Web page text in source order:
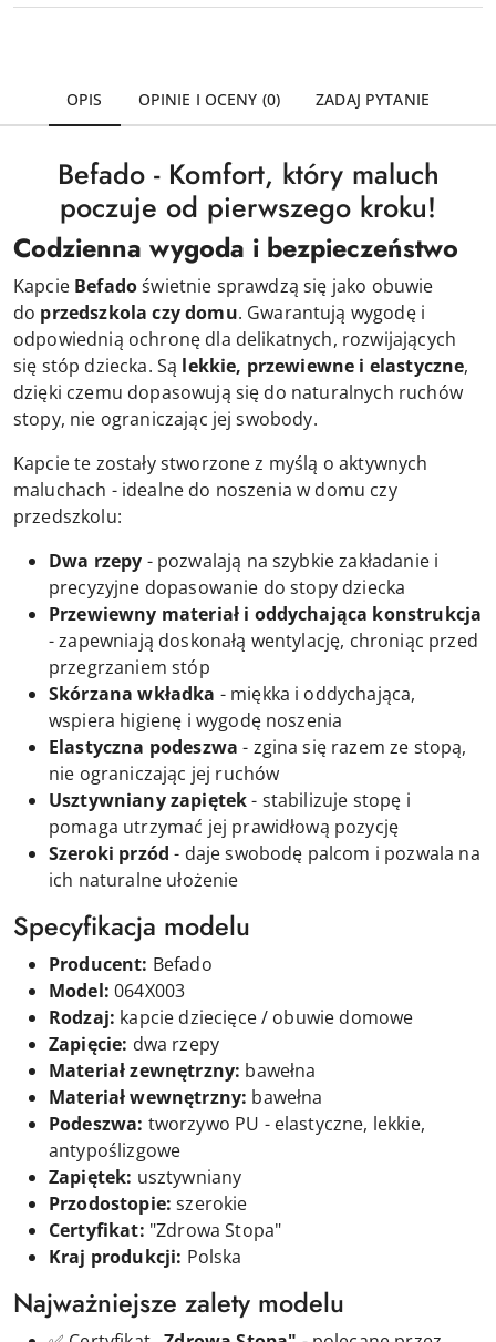
OPIS OPINIE I OCENY (0) ZADAJ PYTANIE
Befado - Komfort, który maluch
poczuje od pierwszego kroku!
Codzienna wygoda i bezpieczeństwo
Kapcie Befadoświetnie sprawdzą się jako obuwie
do przedszkola czy domu. Gwarantują wygodę i
odpowiednią ochronę dla delikatnych, rozwijających
się stóp dziecka. Są lekkie, przewiewne i elastyczne,
dzięki czemu dopasowują się do naturalnych ruchów
stopy, nie ograniczając jej swobody.
Kapcie te zostały stworzone z myślą o aktywnych
maluchach - idealne do noszenia w domu czy
przedszkolu:
Dwa rzepy - pozwalają na szybkie zakładanie i
precyzyjne dopasowanie do stopy dziecka
Przewiewny materiał i oddychająca konstrukcja
- zapewniają doskonałą wentylację, chroniąc przed
przegrzaniem stóp
Skórzana wkładka - miękka i oddychająca,
wspiera higienę i wygodę noszenia
Elastyczna podeszwa - zgina się razem ze stopą,
nie ograniczając jej ruchów
Usztywniany zapiętek- stabilizuje stopę i
pomaga utrzymać jej prawidłową pozycję
Szeroki przód - daje swobodę palcom i pozwala na
ich naturalne ułożenie
Specyfikacja modelu
Producent: Befado
Model: 064X003
Rodzaj: kapcie dziecięce / obuwie domowe
Zapięcie: dwa rzepy
Materiał zewnętrzny: bawełna
Materiał wewnętrzny: bawełna
Podeszwa: tworzywo PU - elastyczne, lekkie,
antypoślizgowe
Zapiętek: usztywniany
Przodostopie: szerokie
Certyfikat: "Zdrowa Stopa"
Kraj produkcji: Polska
Najważniejsze zalety modelu